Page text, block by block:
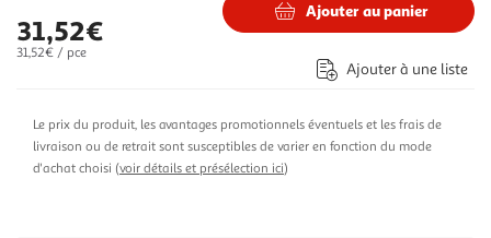
31,52€
31,52€ / pce
Ajouter au panier
Ajouter à une liste
Le prix du produit, les avantages promotionnels éventuels et les frais de
livraison ou de retrait sont susceptibles de varier en fonction du mode
d'achat choisi (voir détails et présélection ici)